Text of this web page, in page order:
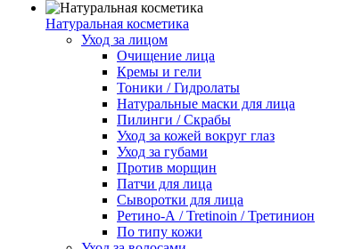
Натуральная косметика
Уход за лицом
Очищение лица
Кремы и гели
Тоники / Гидролаты
Натуральные маски для лица
Пилинги / Cкрабы
Уход за кожей вокруг глаз
Уход за губами
Против морщин
Патчи для лица
Сыворотки для лица
Ретино-А / Tretinoin / Третинион
По типу кожи